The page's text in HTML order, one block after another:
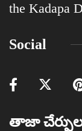
the Kadapa
Social
తాజా